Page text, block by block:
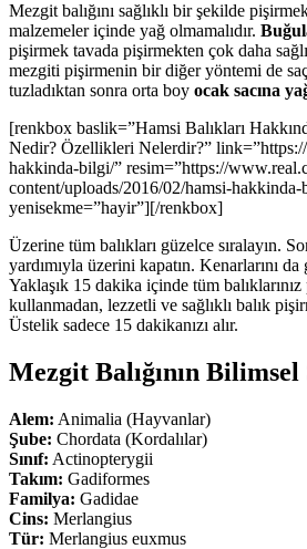
Mezgit balığını sağlıklı bir şekilde
malzemeler içinde yağ olmamalıdır.
pişirmek tavada pişirmekten çok daha
mezgiti pişirmenin bir diğer yöntemi de
tuzladıktan sonra orta boy ocak sacına
[renkbox baslik=”Hamsi Balıkları
Nedir? Özellikleri Nelerdir?”
hakkinda-bilgi/” resim=”https://
content/uploads/2016/02/hamsi-
yenisekme=”hayir”][/renkbox]
Üzerine tüm balıkları güzelce sıralayın.
yardımıyla üzerini kapatın. Kenarlarını da
Yaklaşık 15 dakika içinde tüm
kullanmadan, lezzetli ve sağlıklı balık
Üstelik sadece 15 dakikanızı alır.
Mezgit Balığının Bilimsel
Alem: Animalia (Hayvanlar)
Şube: Chordata (Kordalılar)
Sınıf: Actinopterygii
Takım: Gadiformes
Familya: Gadidae
Cins: Merlangius
Tür: Merlangius euxmus